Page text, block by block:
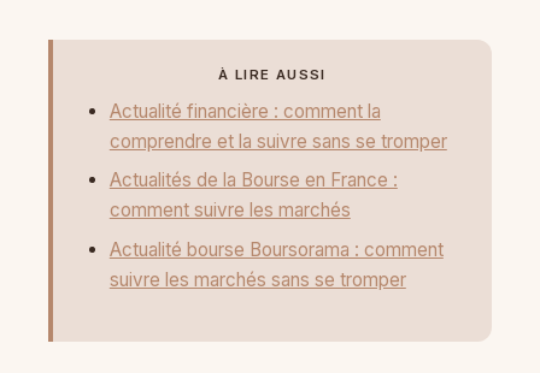
À LIRE AUSSI
Actualité financière : comment la
comprendre et la suivre sans se tromper
Actualités de la Bourse en France :
comment suivre les marchés
Actualité bourse Boursorama : comment
suivre les marchés sans se tromper